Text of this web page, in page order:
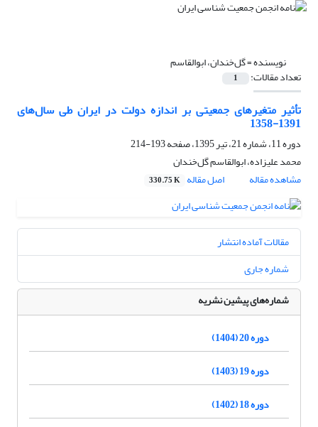
نویسنده =گل‌خندان، ابوالقاسم
تعداد مقالات: 1
تأثیر متغیرهای جمعیتی بر اندازه دولت در ایران طی سال‌های
1391-1358
دوره 11، شماره 21، تیر 1395، صفحه
193-214
محمد علیزاده، ابوالقاسم گل‌خندان
مشاهده مقاله
اصل مقاله 330.75 K
مقالات آماده انتشار
شماره جاری
شماره‌های پیشین نشریه
دوره 20 (1404)
دوره 19 (1403)
دوره 18 (1402)